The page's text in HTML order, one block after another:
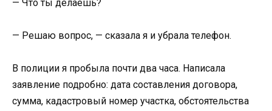
— Что ты делаешь?
— Решаю вопрос, — сказала я и убрала телефон.
В полиции я пробыла почти два часа. Написала
заявление подробно: дата составления договора,
сумма, кадастровый номер участка, обстоятельства